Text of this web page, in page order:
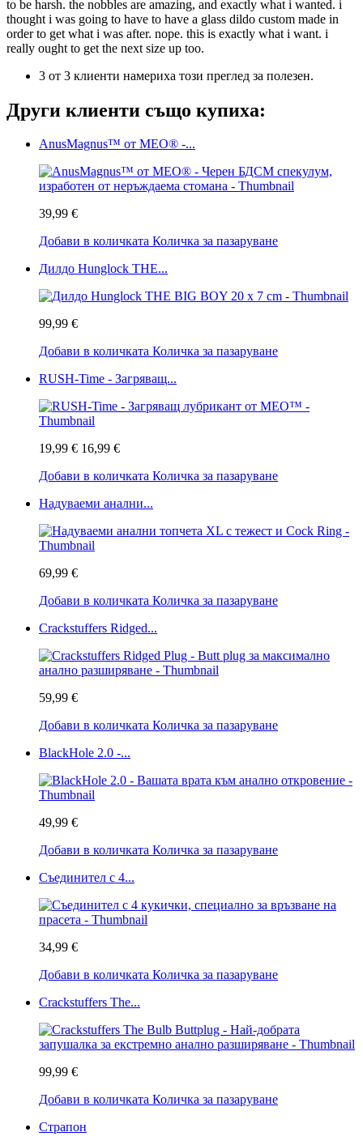
to be harsh. the nobbles are amazing, and exactly what i wanted. i
thought i was going to have to have a glass dildo custom made in
order to get what i was after. nope. this is exactly what i want. i
really ought to get the next size up too.
3 от 3 клиенти намериха този преглед за полезен.
Други клиенти също купиха:
AnusMagnus™ от MEO® -...
39,99 €
Добави в количката Количка за пазаруване
Дилдо Hunglock THE...
99,99 €
Добави в количката Количка за пазаруване
RUSH-Time - Загряващ...
19,99 € 16,99 €
Добави в количката Количка за пазаруване
Надуваеми анални...
69,99 €
Добави в количката Количка за пазаруване
Crackstuffers Ridged...
59,99 €
Добави в количката Количка за пазаруване
BlackHole 2.0 -...
49,99 €
Добави в количката Количка за пазаруване
Съединител с 4...
34,99 €
Добави в количката Количка за пазаруване
Crackstuffers The...
99,99 €
Добави в количката Количка за пазаруване
Страпон